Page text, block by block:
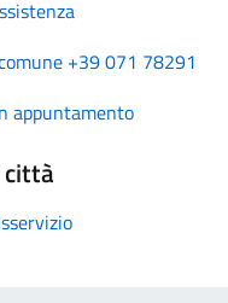
+39 071 78291
appuntamento
città